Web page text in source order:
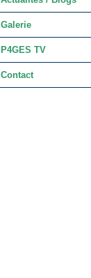
Galerie
P4GES TV
Contact